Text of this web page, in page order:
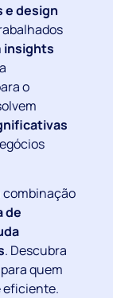
e design
insights
o
combinação
de
. Descubra
quem
eficiente.